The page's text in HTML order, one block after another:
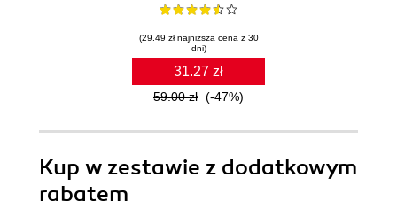
(29.49 zł najniższa cena z 30
dni)
31.27 zł
59.00 zł (-47%)
Kup w zestawie z dodatkowym
rabatem